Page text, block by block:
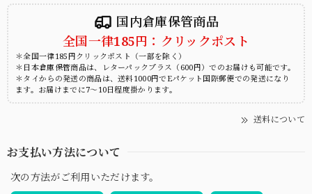
国内倉庫保管商品
全国一律185円：クリックポスト
＊全国一律185円クリックポスト（一部を除く）
＊日本倉庫保管商品は、レターパックプラス（600円）でのお届けも可能です。
＊タイからの発送の商品は、送料1000円でEパケット国際郵便での発送になり
ます。お届けまでに7～10日程度掛かります。
送料について
お支払い方法について
次の方法がご利用いただけます。